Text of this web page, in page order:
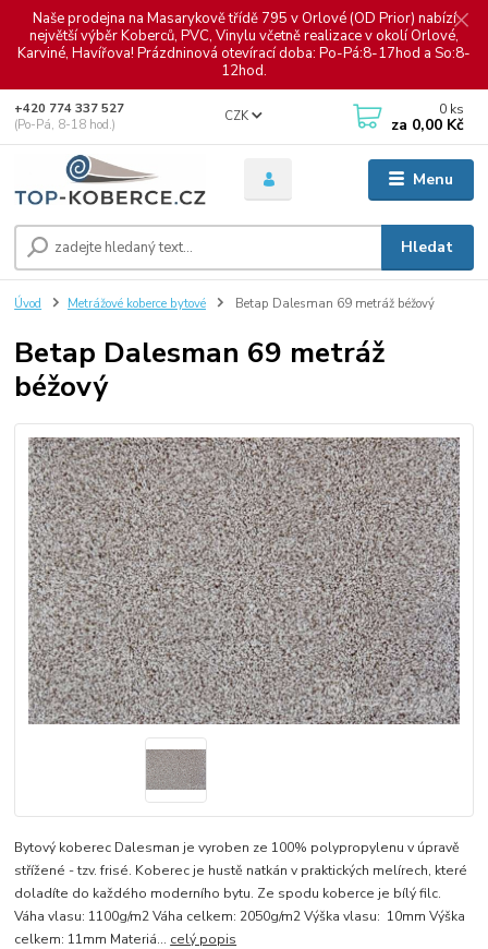
Naše prodejna na Masarykově třídě 795 v Orlové (OD Prior) nabízí
největší výběr Koberců, PVC, Vinylu včetně realizace v okolí Orlové,
Karviné, Havířova! Prázdninová otevírací doba: Po-Pá:8-17hod a So:8-
12hod.
Menu
CZK
Hledat
+420 774 337 527
(Po-Pá, 8-18 hod.)
0 ks
za 0,00 Kč
Úvod Metrážové koberce bytové Betap Dalesman 69 metráž béžový
Betap Dalesman 69 metráž
béžový
Bytový koberec Dalesman je vyroben ze 100% polypropylenu v úpravě
střížené - tzv. frisé. Koberec je hustě natkán v praktických melírech, které
doladíte do každého moderního bytu. Ze spodu koberce je bílý filc.
Váha vlasu: 1100g/m2 Váha celkem: 2050g/m2 Výška vlasu: 10mm Výška
celkem: 11mm Materiá... celý popis